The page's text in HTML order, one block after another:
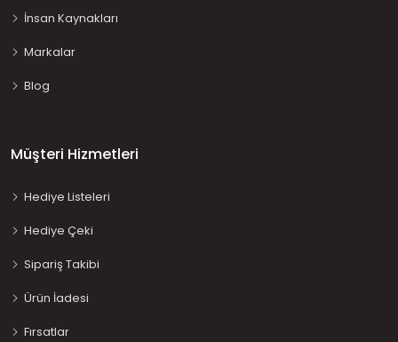
İnsan Kaynakları
Markalar
Blog
Müşteri Hizmetleri
Hediye Listeleri
Hediye Çeki
Sipariş Takibi
Ürün İadesi
Fırsatlar